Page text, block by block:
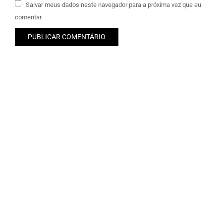
Salvar meus dados neste navegador para a próxima vez que eu
comentar.